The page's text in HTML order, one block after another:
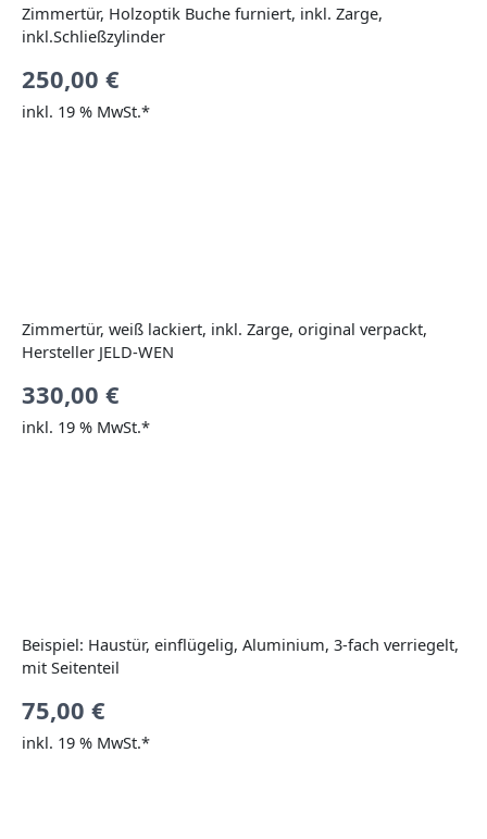
Zimmertür, Holzoptik Buche furniert, inkl. Zarge,
inkl.Schließzylinder
250,00 €
inkl. 19 % MwSt.*
Zimmertür, weiß lackiert, inkl. Zarge, original verpackt,
Hersteller JELD-WEN
330,00 €
inkl. 19 % MwSt.*
Beispiel: Haustür, einflügelig, Aluminium, 3-fach verriegelt,
mit Seitenteil
75,00 €
inkl. 19 % MwSt.*